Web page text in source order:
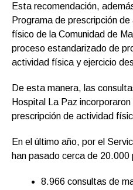
Esta recomendación,
Programa de prescripción
físico de la Comunidad de
proceso estandarizado de
actividad física y ejercicio
De esta manera, las
Hospital La Paz
prescripción de actividad
En el último año, por el
han pasado cerca de 20.000
8.966 consultas de